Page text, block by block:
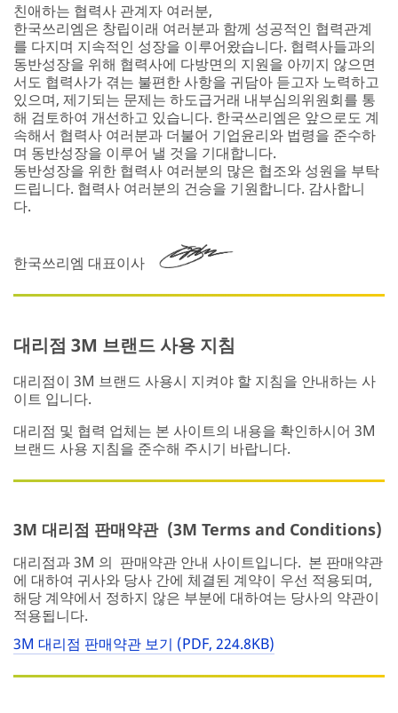
친애하는 협력사 관계자 여러분,
한국쓰리엠은 창립이래 여러분과 함께 성공적인 협력관계
를 다지며 지속적인 성장을 이루어왔습니다. 협력사들과의
동반성장을 위해 협력사에 다방면의 지원을 아끼지 않으면
서도 협력사가 겪는 불편한 사항을 귀담아 듣고자 노력하고
있으며, 제기되는 문제는 하도급거래 내부심의위원회를 통
해 검토하여 개선하고 있습니다. 한국쓰리엠은 앞으로도 계
속해서 협력사 여러분과 더불어 기업윤리와 법령을 준수하
며 동반성장을 이루어 낼 것을 기대합니다.
동반성장을 위한 협력사 여러분의 많은 협조와 성원을 부탁
드립니다. 협력사 여러분의 건승을 기원합니다. 감사합니
다.
한국쓰리엠 대표이사
대리점 3M 브랜드 사용 지침
대리점이 3M 브랜드 사용시 지켜야 할 지침을 안내하는 사
이트 입니다.
대리점 및 협력 업체는 본 사이트의 내용을 확인하시어 3M
브랜드 사용 지침을 준수해 주시기 바랍니다.
3M 대리점 판매약관 (3M Terms and Conditions)
대리점과 3M 의 판매약관 안내 사이트입니다. 본 판매약관
에 대하여 귀사와 당사 간에 체결된 계약이 우선 적용되며,
해당 계약에서 정하지 않은 부분에 대하여는 당사의 약관이
적용됩니다.
3M 대리점 판매약관 보기 (PDF, 224.8KB)